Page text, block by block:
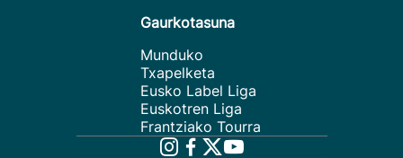
Gaurkotasuna
Munduko
Txapelketa
Eusko Label Liga
Euskotren Liga
Frantziako Tourra